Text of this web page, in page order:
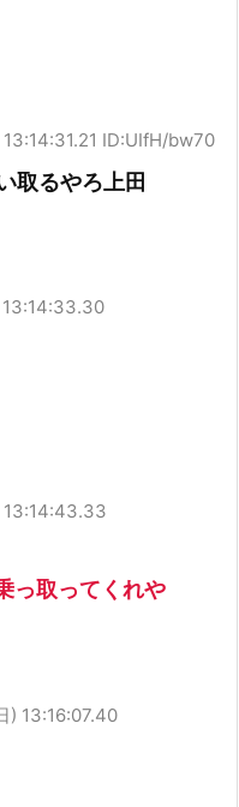
ID:UIfH/bw70
取るやろ上田
13:14:43.33
っ取ってくれや
) 13:16:07.40